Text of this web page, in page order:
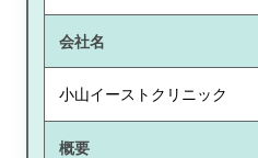
会社名
小山イーストクリニック
概要